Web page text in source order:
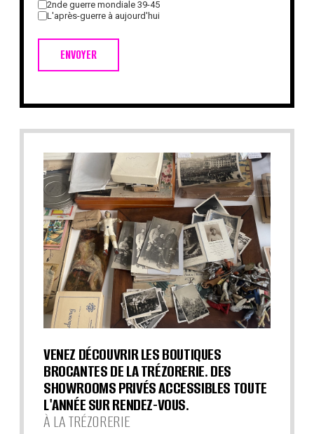
ENVOYER
2nde guerre mondiale 39-45
L'après-guerre à aujourd'hui
VENEZ DÉCOUVRIR LES BOUTIQUES
BROCANTES DE LA TRÉZORERIE. DES
SHOWROOMS PRIVÉS ACCESSIBLES TOUTE
L'ANNÉE SUR RENDEZ-VOUS.
À LA TRÉZORERIE